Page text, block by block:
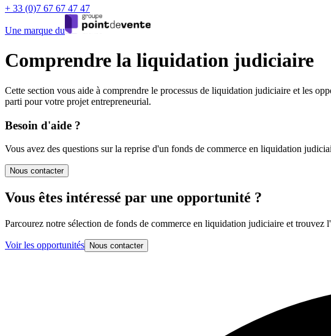
+ 33 (0)7 67 67 47 47
Une marque du
Comprendre la liquidation judiciaire
Cette section vous aide à comprendre le processus de liquidation judiciaire et les
parti pour votre projet entrepreneurial.
Besoin d'aide ?
Vous avez des questions sur la reprise d'un fonds de commerce en liquidation
Nous contacter
Vous êtes intéressé par une opportunité ?
Parcourez notre sélection de fonds de commerce en liquidation judiciaire et trouvez
Voir les opportunités Nous contacter